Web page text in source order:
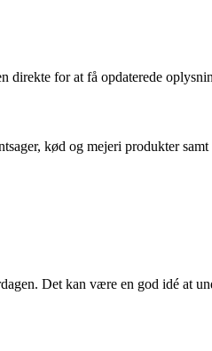
direkte for at få opdaterede
kød og mejeri produkter
Det kan være en god idé at